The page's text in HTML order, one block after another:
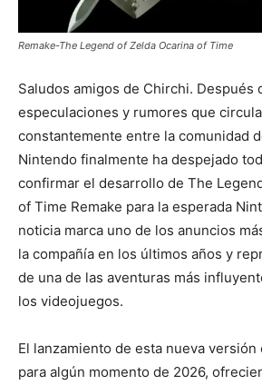
Remake-The Legend of Zelda Ocarina of Time
Saludos amigos de Chirchi. Después
especulaciones y rumores que
constantemente entre la comunidad
Nintendo finalmente ha despejado
confirmar el desarrollo de The
of Time Remake para la esperada
noticia marca uno de los anuncios
la compañía en los últimos años y
de una de las aventuras más
los videojuegos.
El lanzamiento de esta nueva versión
para algún momento de 2026,